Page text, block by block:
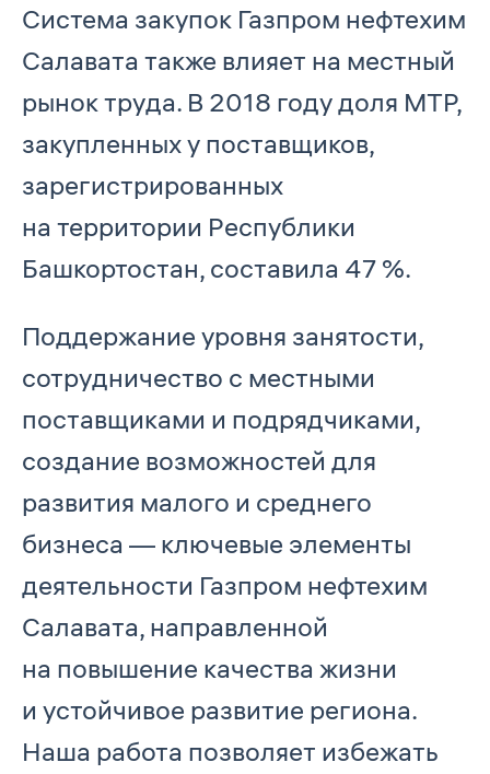
Система закупок Газпром нефтехим
Салавата также влияет на местный
рынок труда. В 2018 году доля МТР,
закупленных у поставщиков,
зарегистрированных
на территории Республики
Башкортостан, составила 47 %.
Поддержание уровня занятости,
сотрудничество с местными
поставщиками и подрядчиками,
создание возможностей для
развития малого и среднего
бизнеса — ключевые элементы
деятельности Газпром нефтехим
Салавата, направленной
на повышение качества жизни
и устойчивое развитие региона.
Наша работа позволяет избежать